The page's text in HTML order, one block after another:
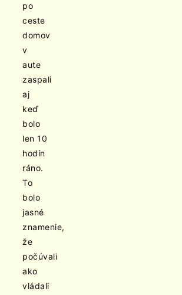
po
ceste
domov
v
aute
zaspali
aj
keď
bolo
len 10
hodín
ráno.
To
bolo
jasné
znamenie,
že
počúvali
ako
vládali